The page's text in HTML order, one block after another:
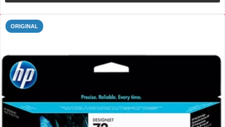
ORIGINAL